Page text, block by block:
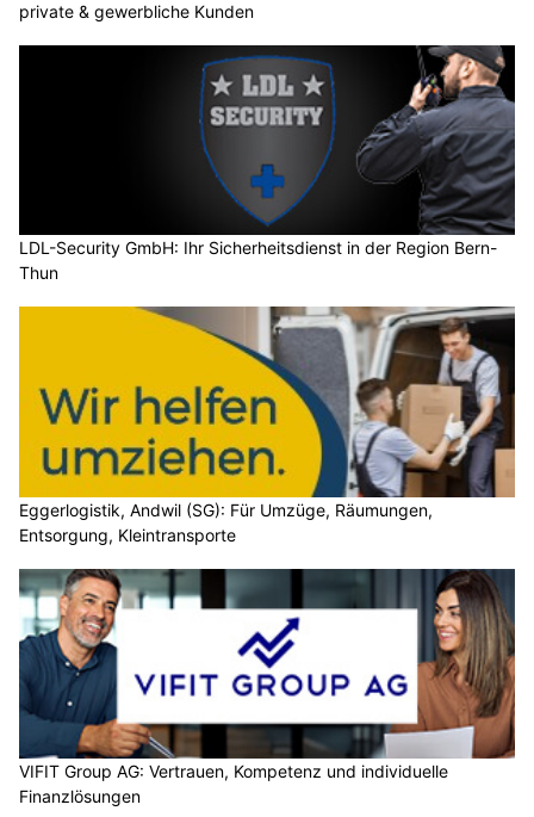
private & gewerbliche Kunden
LDL-Security GmbH: Ihr Sicherheitsdienst in der Region Bern-
Thun
Eggerlogistik, Andwil (SG): Für Umzüge, Räumungen,
Entsorgung, Kleintransporte
VIFIT Group AG: Vertrauen, Kompetenz und individuelle
Finanzlösungen